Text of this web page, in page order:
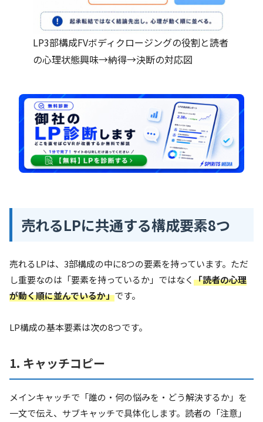
LP3部構成FVボディクロージングの役割と読者
の心理状態興味→納得→決断の対応図
売れるLPに共通する構成要素8つ
売れるLPは、3部構成の中に8つの要素を持っています。ただ
し重要なのは「要素を持っているか」ではなく「読者の心理
が動く順に並んでいるか」です。
LP構成の基本要素は次の8つです。
1. キャッチコピー
メインキャッチで「誰の・何の悩みを・どう解決するか」を
一文で伝え、サブキャッチで具体化します。読者の「注意」